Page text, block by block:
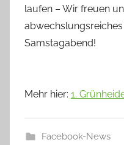
laufen – Wir freuen
Samstagabend!
Mehr hier: 1.
Facebook-News